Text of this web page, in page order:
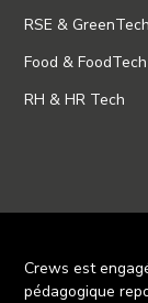
RSE & GreenTech
Food & FoodTech
RH & HR Tech
Crews est
pédagogique